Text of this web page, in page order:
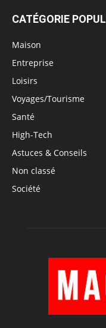
CATÉGORIE
Maison
Entreprise
Loisirs
Voyages/Tourisme
Santé
High-Tech
Astuces & Conseils
Non classé
Société